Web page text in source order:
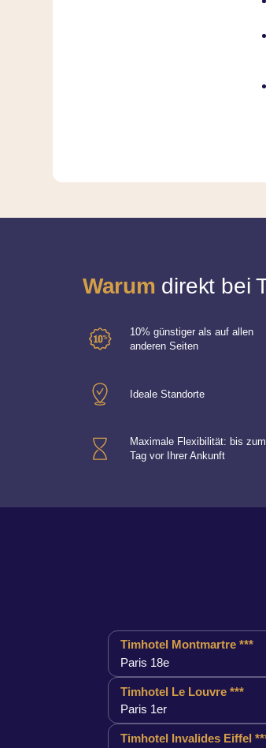
Warum direkt bei
10% günstiger als auf allen
anderen Seiten
Ideale Standorte
Maximale Flexibilität: bis zum
Tag vor Ihrer Ankunft
Timhotel Montmartre ***
Paris 18e
Timhotel Le Louvre ***
Paris 1er
Timhotel Invalides Eiffel